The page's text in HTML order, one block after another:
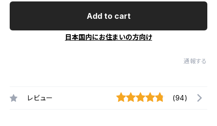
Add to cart
日本国内にお住まいの方向け
通報する
レビュー (94)